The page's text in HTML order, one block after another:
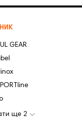
GEAR
ще 2